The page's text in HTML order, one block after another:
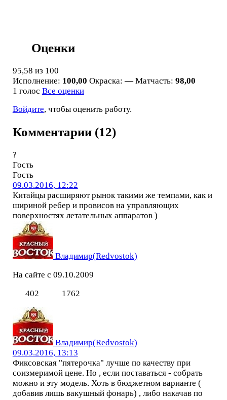
Оценки
95,58 из 100
Исполнение: 100,00 Окраска:— Матчасть: 98,00
1 голос Все оценки
Войдите, чтобы оценить работу.
Комментарии (12)
?
Гость
Гость
09.03.2016, 12:22
Китайцы расширяют рынок такими же темпами, как и
шириной ребер и провисов на управляющих
поверхностях летательных аппаратов )
Владимир(Redvostok)
На сайте с 09.10.2009
402
1762
Владимир(Redvostok)
09.03.2016, 13:13
Фиксовская "пятерочка" лучше по качеству при
соизмеримой цене. Но , если поставаться - собрать
можно и эту модель. Хоть в бюджетном варианте (
добавив лишь вакушный фонарь) , либо накачав по